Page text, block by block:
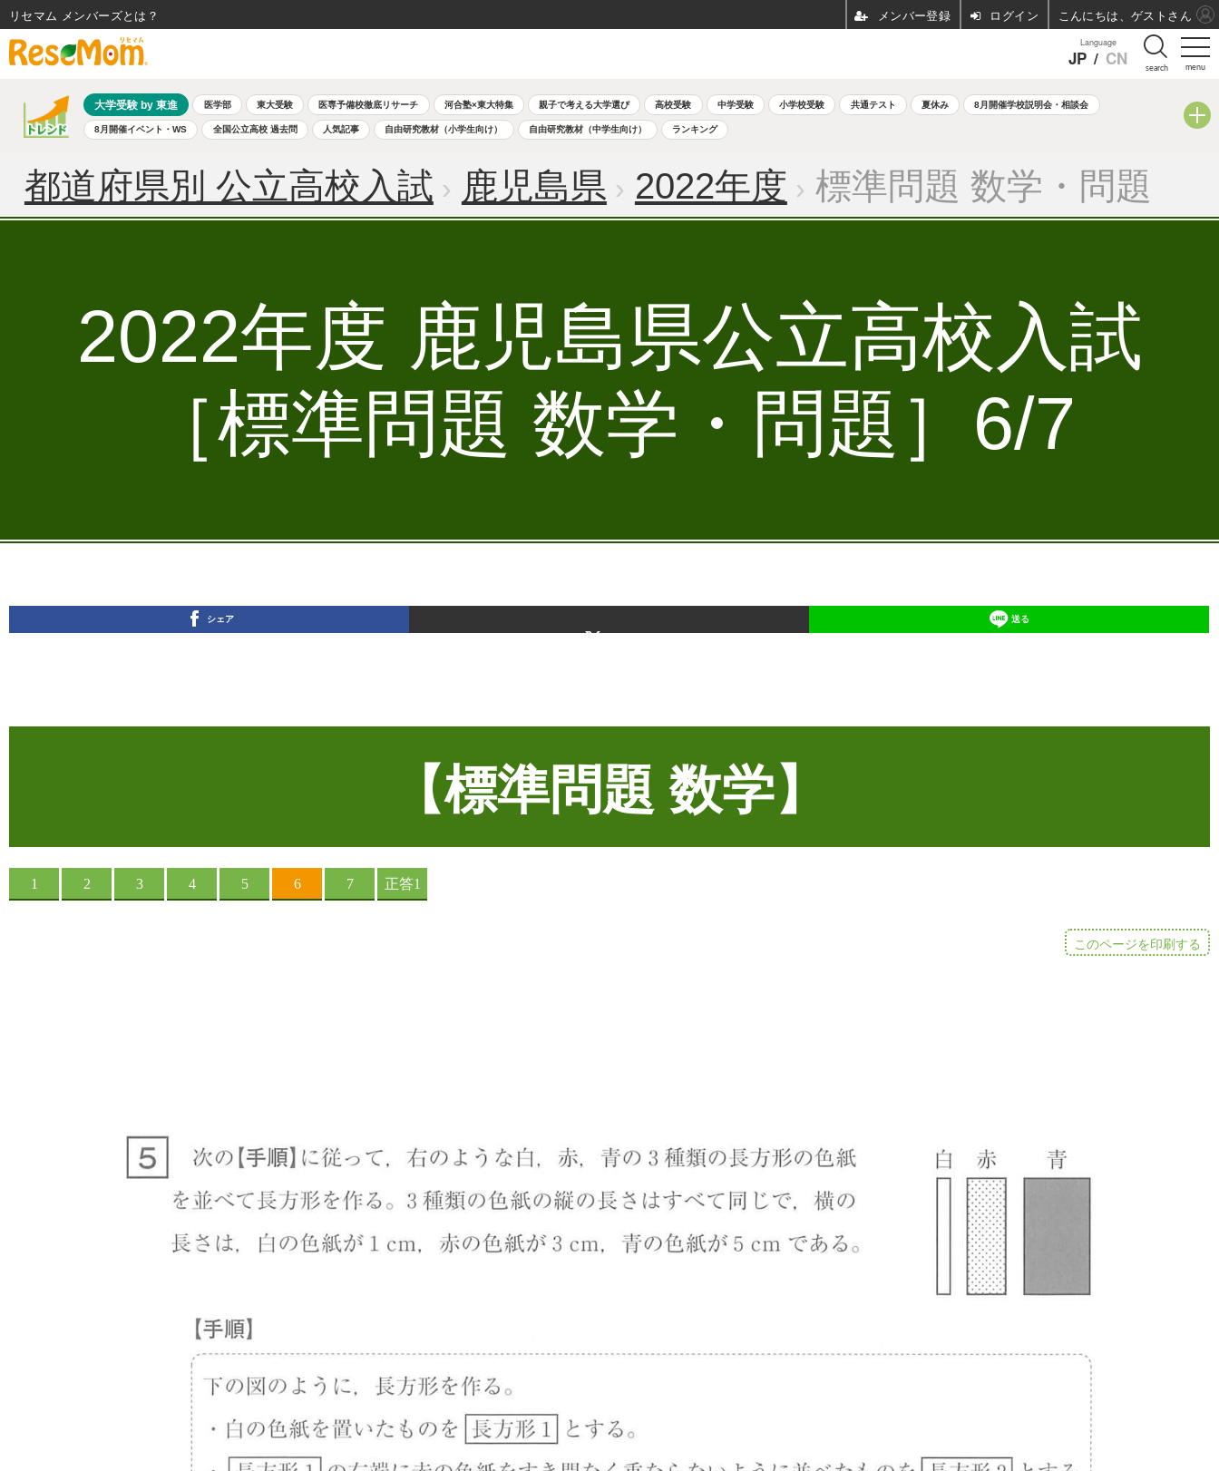
menu
Language
JP / CN search
大学受験 by 東進 医学部 東大受験 医専予備校徹底リサーチ 河合塾×東大特集 親子で考える大学選び 高校受験 中学受験 小学校受験 共通テスト 夏休み 8月開催学校説明会・相談会
8月開催イベント・WS 全国公立高校 過去問 人気記事 自由研究教材（小学生向け） 自由研究教材（中学生向け） ランキング
都道府県別 公立高校入試 鹿児島県 2022年度 標準問題 数学・問題
2022年度 鹿児島県公立高校入試
［標準問題 数学・問題］6/7
シェア 送る
【標準問題 数学】
このページを印刷する
リセマム メンバーズ ログイン こんにちは、ゲストさん